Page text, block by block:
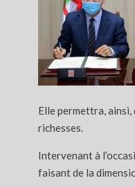
Elle permettra,
richesses.
Intervenant à
faisant de la